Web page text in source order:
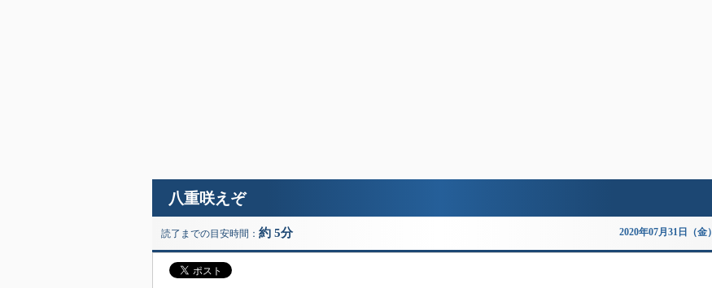
八重咲えぞ
読了までの目安時間： 約 5分 2020年07月31日（金）